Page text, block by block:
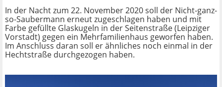
In der Nacht zum 22. November 2020 soll der Nicht-ganz-
so-Saubermann erneut zugeschlagen haben und mit
Farbe gefüllte Glaskugeln in der Seitenstraße (Leipziger
Vorstadt) gegen ein Mehrfamilienhaus geworfen haben.
Im Anschluss daran soll er ähnliches noch einmal in der
Hechtstraße durchgezogen haben.